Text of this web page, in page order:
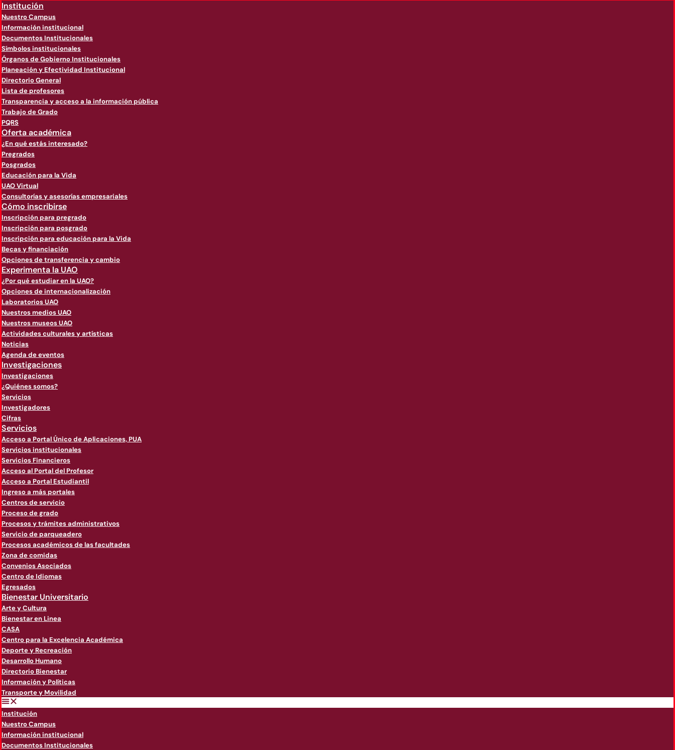
Institución
Nuestro Campus
Información institucional
Documentos Institucionales
Símbolos institucionales
Órganos de Gobierno Institucionales
Planeación y Efectividad Institucional
Directorio General
Lista de profesores
Transparencia y acceso a la información pública
Trabajo de Grado
PQRS
Oferta académica
¿En qué estás interesado?
Pregrados
Posgrados
Educación para la Vida
UAO Virtual
Consultorías y asesorías empresariales
Cómo inscribirse
Inscripción para pregrado
Inscripción para posgrado
Inscripción para educación para la Vida
Becas y financiación
Opciones de transferencia y cambio
Experimenta la UAO
¿Por qué estudiar en la UAO?
Opciones de internacionalización
Laboratorios UAO
Nuestros medios UAO
Nuestros museos UAO
Actividades culturales y artísticas
Noticias
Agenda de eventos
Investigaciones
Investigaciones
¿Quiénes somos?
Servicios
Investigadores
Cifras
Servicios
Acceso a Portal Único de Aplicaciones, PUA
Servicios institucionales
Servicios Financieros
Acceso al Portal del Profesor
Acceso a Portal Estudiantil
Ingreso a más portales
Centros de servicio
Proceso de grado
Procesos y trámites administrativos
Servicio de parqueadero
Procesos académicos de las facultades
Zona de comidas
Convenios Asociados
Centro de Idiomas
Egresados
Bienestar Universitario
Arte y Cultura
Bienestar en Linea
CASA
Centro para la Excelencia Académica
Deporte y Recreación
Desarrollo Humano
Directorio Bienestar
Información y Políticas
Transporte y Movilidad
Institución
Nuestro Campus
Información institucional
Documentos Institucionales